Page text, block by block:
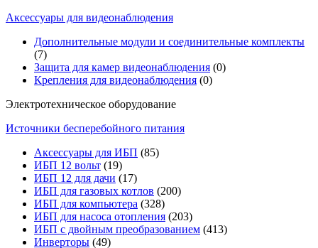
Аксессуары для видеонаблюдения
Дополнительные модули и соединительные комплекты
(7)
Защита для камер видеонаблюдения (0)
Крепления для видеонаблюдения (0)
Электротехническое оборудование
Источники бесперебойного питания
Аксессуары для ИБП (85)
ИБП 12 вольт (19)
ИБП 12 для дачи (17)
ИБП для газовых котлов (200)
ИБП для компьютера (328)
ИБП для насоса отопления (203)
ИБП с двойным преобразованием (413)
Инверторы (49)